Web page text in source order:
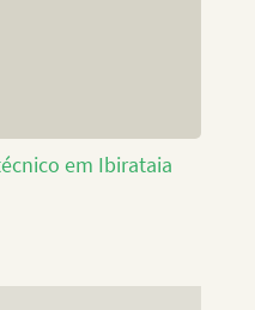
em Ibirataia